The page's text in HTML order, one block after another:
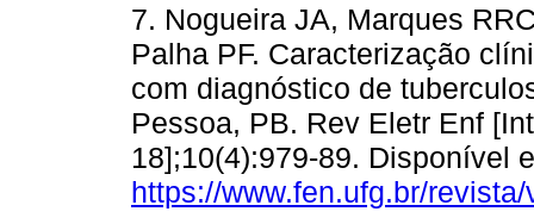
7. Nogueira JA, Marques
Palha PF. Caracterização
com diagnóstico de
Pessoa, PB. Rev Eletr Enf
18];10(4):979-89. Disponível
https://www.fen.ufg.br/